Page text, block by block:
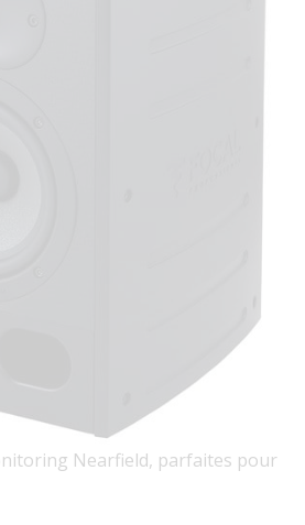
Nearfield, parfaites pour